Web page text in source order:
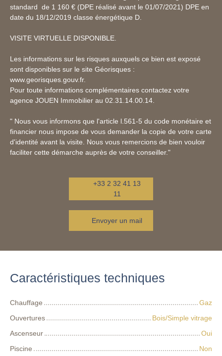
standard de 1 160 € (DPE réalisé avant le 01/07/2021) DPE en
date du 18/12/2019 classe énergétique D.
VISITE VIRTUELLE DISPONIBLE.
Les informations sur les risques auxquels ce bien est exposé
sont disponibles sur le site Géorisques :
www.georisques.gouv.fr.
Pour toute informations complémentaires contactez votre
agence JOUEN Immobilier au 02.31.14.00.14.
" Nous vous informons que l'article l.561-5 du code monétaire et
financier nous impose de vous demander la copie de votre carte
d'identité avant la visite. Nous vous remercions de bien vouloir
faciliter cette démarche auprès de votre conseiller."
+33 2 32 41 13
11
Envoyer un mail
Caractéristiques techniques
Chauffage
Gaz
Ouvertures
Bois/Simple vitrage
Ascenseur
Oui
Piscine
Non